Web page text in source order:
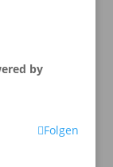
by
Folgen